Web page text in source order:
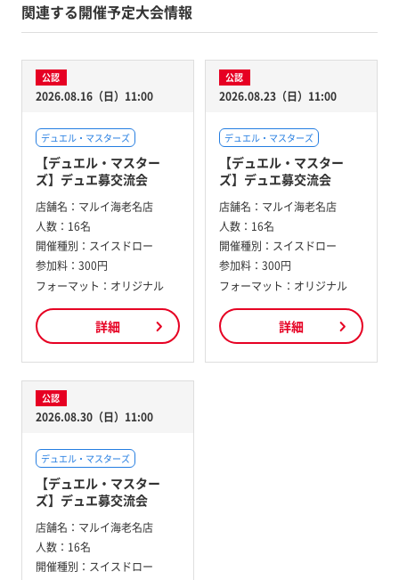
関連する開催予定大会情報
公認
2026.08.16（日）11:00
デュエル・マスターズ
【デュエル・マスター
ズ】デュエ募交流会
店舗名： マルイ海老名店
人数： 16名
開催種別： スイスドロー
参加料： 300円
フォーマット：オリジナル
詳細
公認
2026.08.23（日）11:00
デュエル・マスターズ
【デュエル・マスター
ズ】デュエ募交流会
店舗名： マルイ海老名店
人数： 16名
開催種別： スイスドロー
参加料： 300円
フォーマット：オリジナル
詳細
公認
2026.08.30（日）11:00
デュエル・マスターズ
【デュエル・マスター
ズ】デュエ募交流会
店舗名： マルイ海老名店
人数： 16名
開催種別： スイスドロー